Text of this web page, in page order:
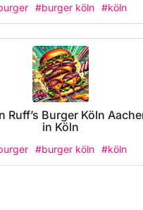
#burger köln #köln
Ruff’s Burger Köln
in Köln
#burger köln #köln